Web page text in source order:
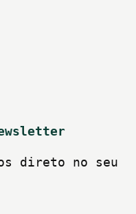
direto no seu